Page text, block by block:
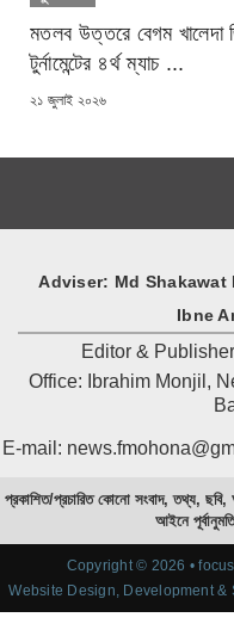
মতলব উত্তরে বেগম খালেদা
টুর্নামেন্টের ৪র্থ ম্যাচ ...
POSTED
২১ জুলাই ২০২৬
Adviser: Md Shakawat
Ibne
Editor &
Office: Ibrahim Monjil,
E-mail:
প্রকাশিত/প্রচারিত কোনো সংবাদ, তথ্য, ছবি,
আইনে
Copyright © 2026 •
Website Design, Development